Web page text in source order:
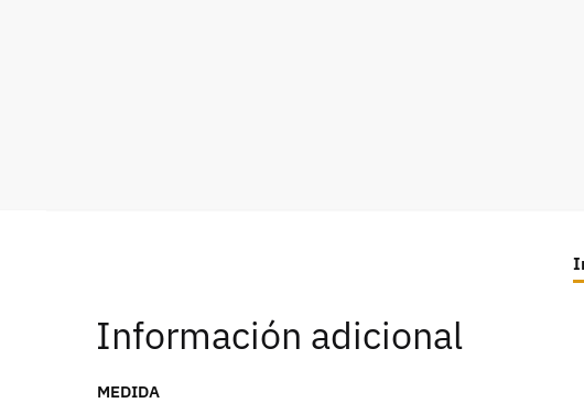
Información adicional
MEDIDA